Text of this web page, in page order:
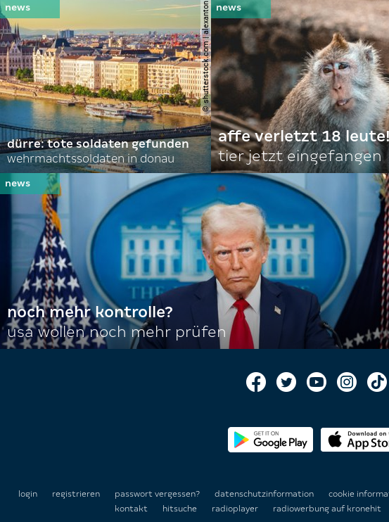
© shutterstock.com | alexanton
dürre: tote soldaten gefunden
wehrmachtssoldaten in donau
affe verletzt 18
tier jetzt eingefangen
noch mehr kontrolle?
usa wollen noch mehr prüfen
login registrieren passwort vergessen? datenschutzinformation cookie
kontakt
hitsuche radioplayer radiowerbung auf kronehit